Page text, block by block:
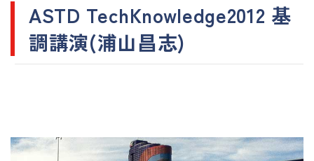
ASTD TechKnowledge2012 基
調講演(浦山昌志)